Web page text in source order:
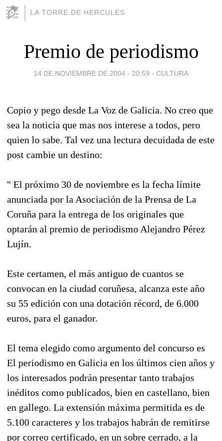
LA TORRE DE HERCULES
Premio de periodismo
14 DE NOVIEMBRE DE 2004 - 20:59 - CULTURA
Copio y pego desde La Voz de Galicia. No creo que
sea la noticia que mas nos interese a todos, pero
quien lo sabe. Tal vez una lectura decuidada de este
post cambie un destino:
" El próximo 30 de noviembre es la fecha límite
anunciada por la Asociación de la Prensa de La
Coruña para la entrega de los originales que
optarán al premio de periodismo Alejandro Pérez
Lujín.
Este certamen, el más antiguo de cuantos se
convocan en la ciudad coruñesa, alcanza este año
su 55 edición con una dotación récord, de 6.000
euros, para el ganador.
El tema elegido como argumento del concurso es
El periodismo en Galicia en los últimos cien años y
los interesados podrán presentar tanto trabajos
inéditos como publicados, bien en castellano, bien
en gallego. La extensión máxima permitida es de
5.100 caracteres y los trabajos habrán de remitirse
por correo certificado, en un sobre cerrado, a la